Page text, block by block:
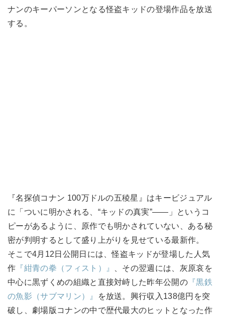
ナンのキーパーソンとなる怪盗キッドの登場作品を放送
する。
『名探偵コナン 100万ドルの五稜星』はキービジュアル
に「ついに明かされる、“キッドの真実”――」というコ
ピーがあるように、原作でも明かされていない、ある秘
密が判明するとして盛り上がりを見せている最新作。
そこで4月12日公開日には、怪盗キッドが登場した人気
作 『紺青の拳（フィスト）』
、その翌週には、灰原哀を
中心に黒ずくめの組織と直接対峙した昨年公開の 『黒鉄
の魚影（サブマリン）』
を放送。興行収入138億円を突
破し、劇場版コナンの中で歴代最大のヒットとなった作